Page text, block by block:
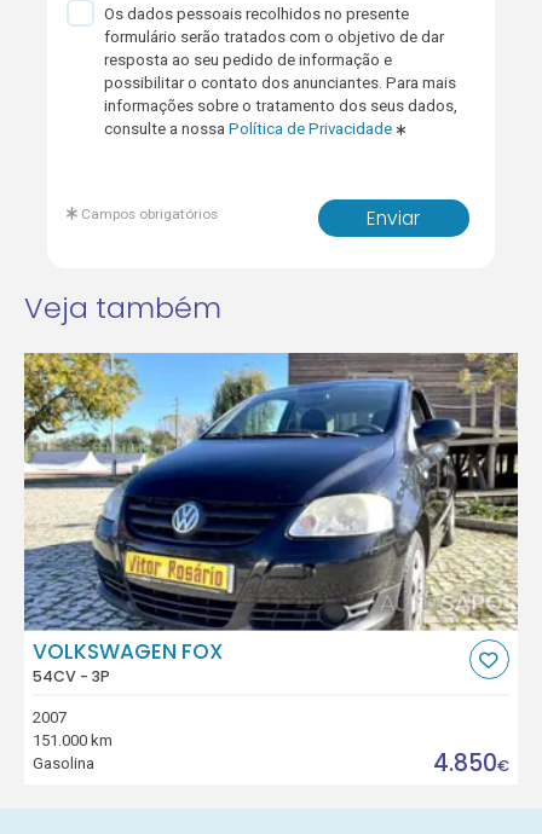
Os dados pessoais recolhidos no presente
formulário serão tratados com o objetivo de dar
resposta ao seu pedido de informação e
possibilitar o contato dos anunciantes. Para mais
informações sobre o tratamento dos seus dados,
consulte a nossaPolítica de Privacidade
Enviar
Campos obrigatórios
Veja também
VOLKSWAGEN FOX
54CV - 3P
2007
151.000 km
Gasolina
4.850€